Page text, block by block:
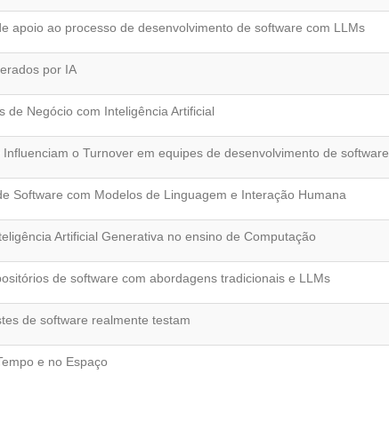
apoio ao processo de desenvolvimento de software com LLMs
por IA
de Negócio com Inteligência Artificial
o Turnover em equipes de desenvolvimento de software
Software com Modelos de Linguagem e Interação Humana
Artificial Generativa no ensino de Computação
de software com abordagens tradicionais e LLMs
de software realmente testam
e no Espaço